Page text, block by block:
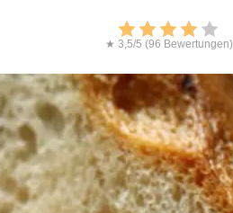
Bewerten
★ 3,5/5 (96 Bewertungen)